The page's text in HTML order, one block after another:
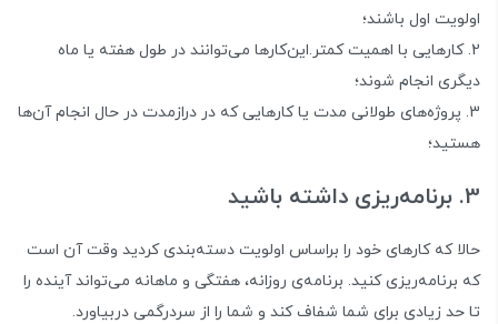
اولویت اول باشند؛
کارهایی با اهمیت کمتر.این‌کارها می‌توانند در طول هفته یا ماه
دیگری انجام شوند؛
پروژه‌های طولانی مدت یا کارهایی که در درازمدت در حال انجام آن‌ها
هستید؛
3. برنامه‌ریزی داشته باشید
حالا که کارهای خود را براساس اولویت دسته‌بندی کردید وقت آن است
که برنامه‌ریزی کنید. برنامه‌ی روزانه، هفتگی و ماهانه می‌تواند آینده را
تا حد زیادی برای شما شفاف کند و شما را از سردرگمی دربیاورد.